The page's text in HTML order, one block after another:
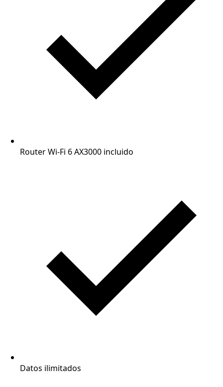
Router Wi-Fi 6 AX3000 incluido
Datos ilimitados